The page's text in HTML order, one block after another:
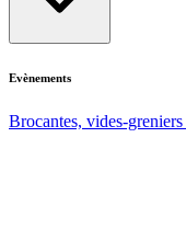
Evènements
Brocantes, vides-greniers